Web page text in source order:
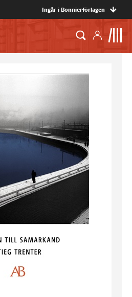
Ingår i Bonnierförlagen